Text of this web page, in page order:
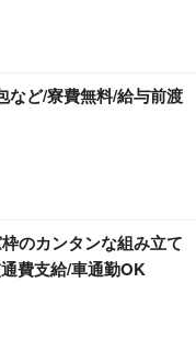
など/寮費無料/給与前渡
のカンタンな組み立て
費支給/車通勤OK